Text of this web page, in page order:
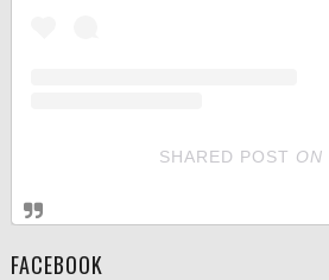
SHARED POST ON
FACEBOOK